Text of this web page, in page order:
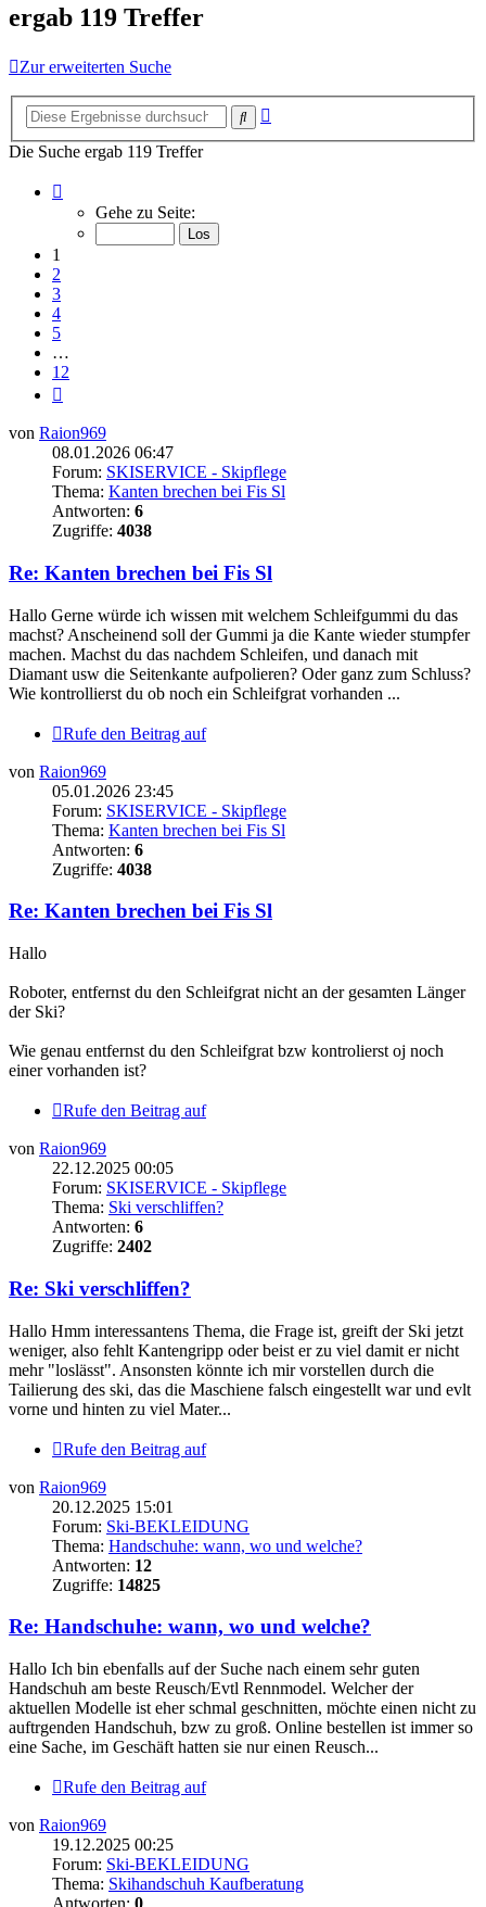
ergab 119 Treffer
Zur erweiterten Suche
Suche
Die Suche ergab 119 Treffer
von
Gehe zu Seite:
1
2
3
4
5
…
12
von Raion969
08.01.2026 06:47
Forum: SKISERVICE - Skipflege
Thema: Kanten brechen bei Fis Sl
Antworten: 6
Zugriffe: 4038
Re: Kanten brechen bei Fis Sl
Hallo Gerne würde ich wissen mit welchem Schleifgummi du das
machst? Anscheinend soll der Gummi ja die Kante wieder stumpfer
machen. Machst du das nachdem Schleifen, und danach mit
Diamant usw die Seitenkante aufpolieren? Oder ganz zum Schluss?
Wie kontrollierst du ob noch ein Schleifgrat vorhanden ...
Rufe den Beitrag auf
von Raion969
05.01.2026 23:45
Forum: SKISERVICE - Skipflege
Thema: Kanten brechen bei Fis Sl
Antworten: 6
Zugriffe: 4038
Re: Kanten brechen bei Fis Sl
Hallo
Roboter, entfernst du den Schleifgrat nicht an der gesamten Länger
der Ski?
Wie genau entfernst du den Schleifgrat bzw kontrolierst oj noch
einer vorhanden ist?
Rufe den Beitrag auf
von Raion969
22.12.2025 00:05
Forum: SKISERVICE - Skipflege
Thema: Ski verschliffen?
Antworten: 6
Zugriffe: 2402
Re: Ski verschliffen?
Hallo Hmm interessantens Thema, die Frage ist, greift der Ski jetzt
weniger, also fehlt Kantengripp oder beist er zu viel damit er nicht
mehr "loslässt". Ansonsten könnte ich mir vorstellen durch die
Tailierung des ski, das die Maschiene falsch eingestellt war und evlt
vorne und hinten zu viel Mater...
Rufe den Beitrag auf
von Raion969
20.12.2025 15:01
Forum: Ski-BEKLEIDUNG
Thema: Handschuhe: wann, wo und welche?
Antworten: 12
Zugriffe: 14825
Re: Handschuhe: wann, wo und welche?
Hallo Ich bin ebenfalls auf der Suche nach einem sehr guten
Handschuh am beste Reusch/Evtl Rennmodel. Welcher der
aktuellen Modelle ist eher schmal geschnitten, möchte einen nicht zu
auftrgenden Handschuh, bzw zu groß. Online bestellen ist immer so
eine Sache, im Geschäft hatten sie nur einen Reusch...
Rufe den Beitrag auf
von Raion969
19.12.2025 00:25
Forum: Ski-BEKLEIDUNG
Thema: Skihandschuh Kaufberatung
Antworten: 0